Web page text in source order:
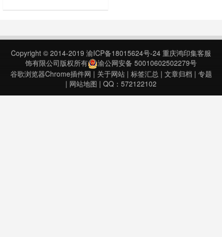
Copyright © 2014-2019 渝ICP备18015624号-24 重庆鸿印集客服
饰有限公司版权所有
渝公网安备 50010602502279号
谷歌浏览器Chrome插件网 | 关于网站| 标签汇总| 文章归档 | 专题
| 网站地图 | QQ：572122102